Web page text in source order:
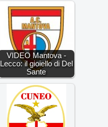
VIDEO Mantova -
Lecco: il gioiello di Del
Sante